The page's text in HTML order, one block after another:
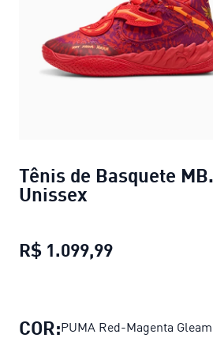
Tênis de Basquete
Unissex
R$ 1.099,99
COR:PUMA Red-Magenta